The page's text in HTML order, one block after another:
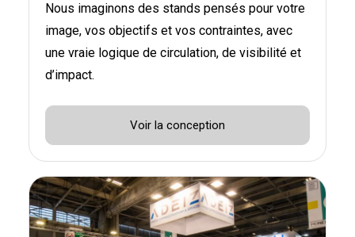
Nous imaginons des stands pensés pour votre
image, vos objectifs et vos contraintes, avec
une vraie logique de circulation, de visibilité et
d’impact.
Voir la conception